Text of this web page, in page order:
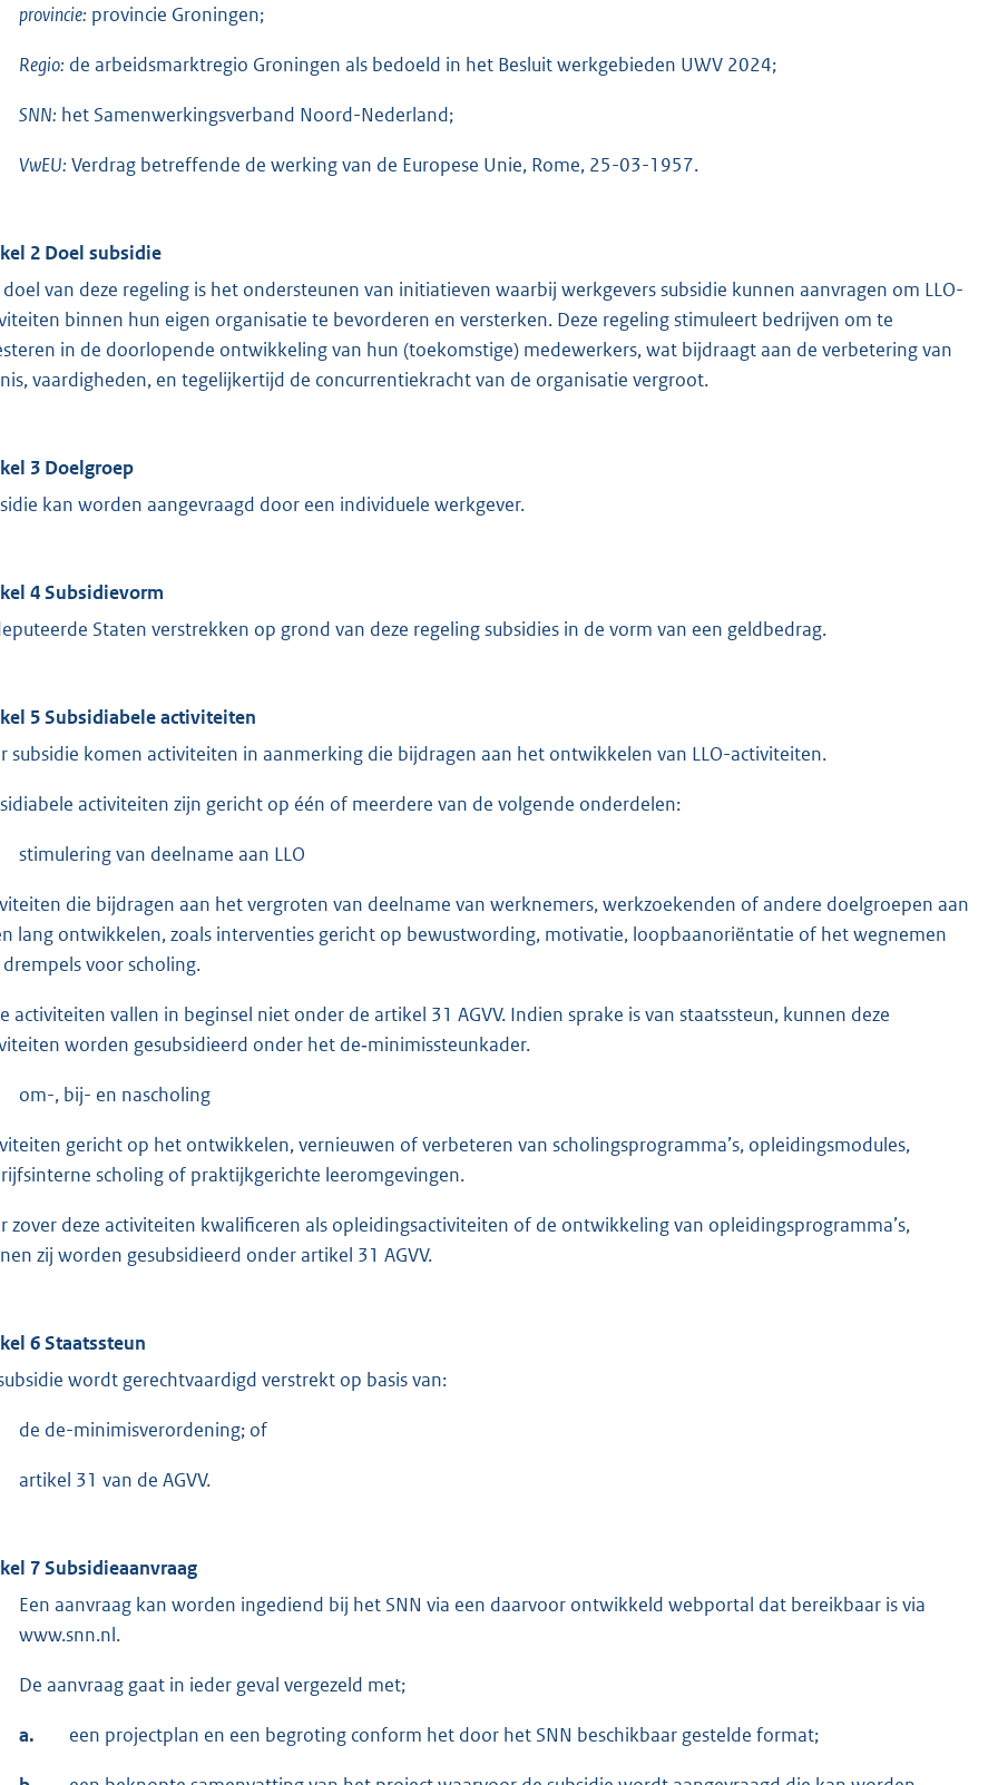
provincie: provincie Groningen;
Regio: de arbeidsmarktregio Groningen als bedoeld in het Besluit werkgebieden UWV 2024;
SNN: het Samenwerkingsverband Noord-Nederland;
VwEU: Verdrag betreffende de werking van de Europese Unie, Rome, 25-03-1957.
2 Doel subsidie
van deze regeling is het ondersteunen van initiatieven waarbij werkgevers subsidie kunnen aanvragen om LLO-
binnen hun eigen organisatie te bevorderen en versterken. Deze regeling stimuleert bedrijven om te
in de doorlopende ontwikkeling van hun (toekomstige) medewerkers, wat bijdraagt aan de verbetering van
vaardigheden, en tegelijkertijd de concurrentiekracht van de organisatie vergroot.
3 Doelgroep
kan worden aangevraagd door een individuele werkgever.
4 Subsidievorm
Staten verstrekken op grond van deze regeling subsidies in de vorm van een geldbedrag.
5 Subsidiabele activiteiten
subsidie komen activiteiten in aanmerking die bijdragen aan het ontwikkelen van LLO-activiteiten.
activiteiten zijn gericht op één of meerdere van de volgende onderdelen:
stimulering van deelname aan LLO
die bijdragen aan het vergroten van deelname van werknemers, werkzoekenden of andere doelgroepen aan
lang ontwikkelen, zoals interventies gericht op bewustwording, motivatie, loopbaanoriëntatie of het wegnemen
voor scholing.
activiteiten vallen in beginsel niet onder de artikel 31 AGVV. Indien sprake is van staatssteun, kunnen deze
worden gesubsidieerd onder het de‑minimissteunkader.
om-, bij- en nascholing
gericht op het ontwikkelen, vernieuwen of verbeteren van scholingsprogramma’s, opleidingsmodules,
scholing of praktijkgerichte leeromgevingen.
zover deze activiteiten kwalificeren als opleidingsactiviteiten of de ontwikkeling van opleidingsprogramma’s,
zij worden gesubsidieerd onder artikel 31 AGVV.
6 Staatssteun
wordt gerechtvaardigd verstrekt op basis van:
de de-minimisverordening; of
artikel 31 van de AGVV.
7 Subsidieaanvraag
Een aanvraag kan worden ingediend bij het SNN via een daarvoor ontwikkeld webportal dat bereikbaar is via
www.snn.nl.
De aanvraag gaat in ieder geval vergezeld met;
a. een projectplan en een begroting conform het door het SNN beschikbaar gestelde format;